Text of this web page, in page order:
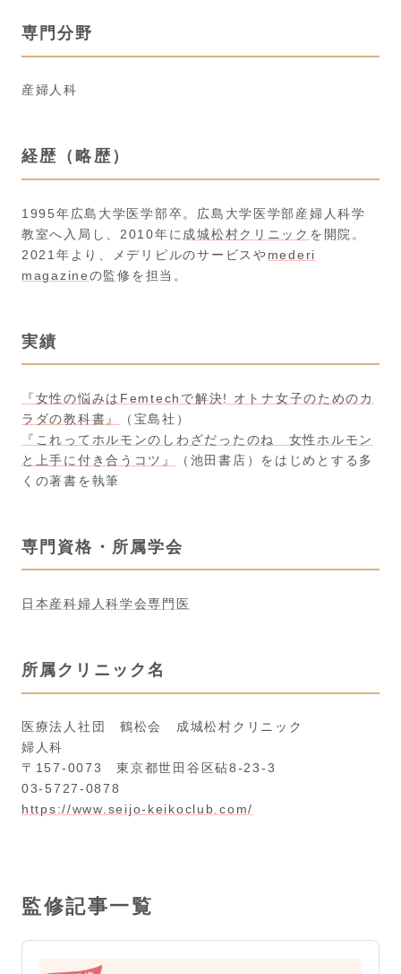
専門分野
産婦人科
経歴（略歴）
1995年広島大学医学部卒。広島大学医学部産婦人科学
教室へ入局し、2010年に 成城松村クリニック を開院。
2021年より、メデリピルのサービスやmederi
magazineの監修を担当。
実績
『女性の悩みはFemtechで解決! オトナ女子のためのカ
ラダの教科書』
（宝島社）
『これってホルモンのしわざだったのね 女性ホルモン
と上手に付き合うコツ』
（池田書店）をはじめとする多
くの著書を執筆
専門資格・所属学会
日本産科婦人科学会専門医
所属クリニック名
医療法人社団 鶴松会 成城松村クリニック
婦人科
〒157-0073 東京都世田谷区砧8-23-3
03-5727-0878
https://www.seijo-keikoclub.com/
監修記事一覧